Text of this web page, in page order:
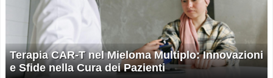
Terapia CAR-T nel Mieloma Multiplo: Innovazioni
e Sfide nella Cura dei Pazienti